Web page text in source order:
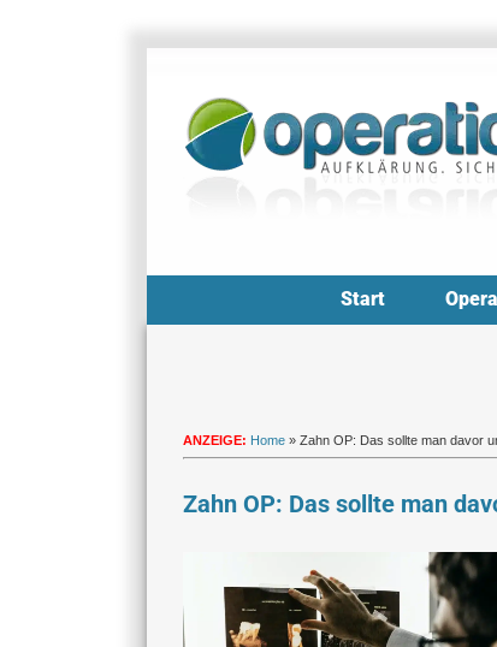
Start
ANZEIGE: Home » Zahn OP: Das sollte man davor
Zahn OP: Das sollte man